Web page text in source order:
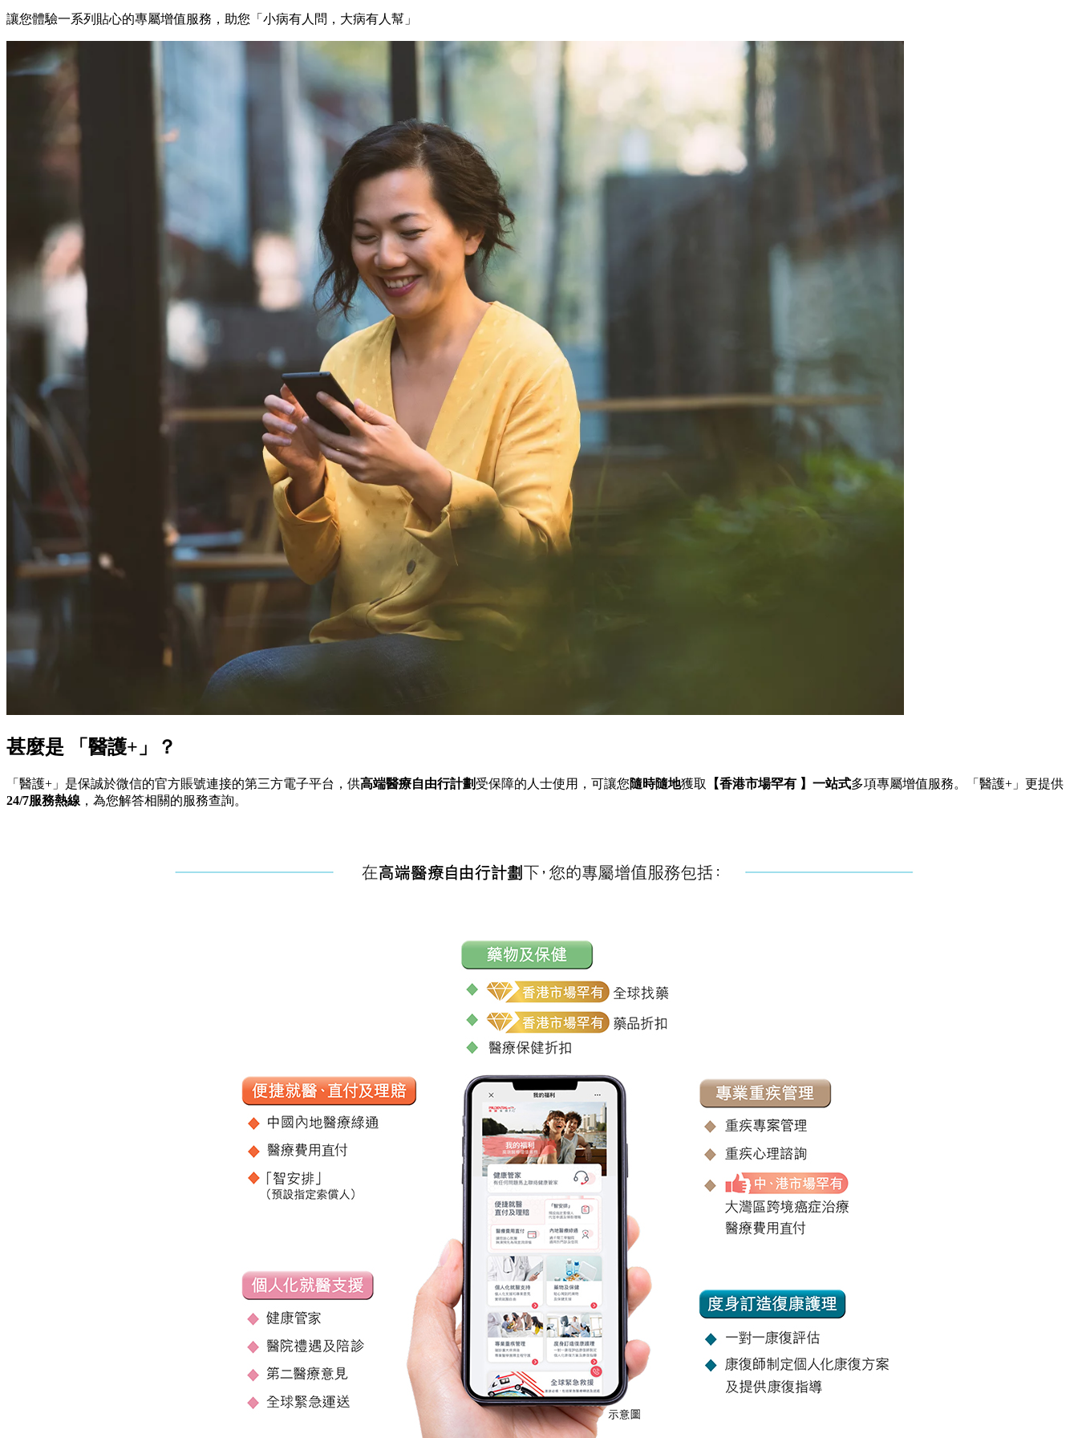
讓您體驗一系列貼心的專屬增值服務，助您「小病有人問，大病有人幫」
甚麼是 「醫護+」？
「醫護+」是保誠於微信的官方賬號連接的第三方電子平台，供高端醫療自由行計劃 受保障的人士使用，可讓您隨時隨地獲取 【香港市場罕有 】一站式多項專屬增值服務。「醫護+」更提供
24/7服務熱線 ，為您解答相關的服務查詢。